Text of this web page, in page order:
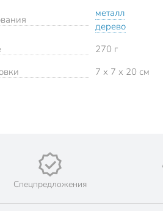
металл
дерево
270 г
7 x 7 x 20 см
Спецпредложения